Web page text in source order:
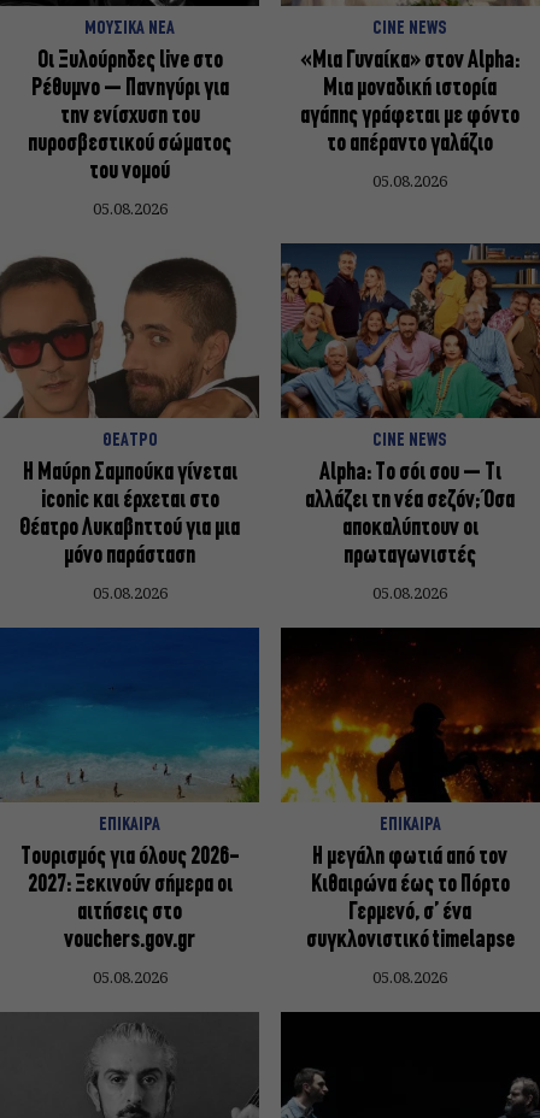
ΜΟΥΣΙΚΑ ΝΕΑ
Οι Ξυλούρηδες live στο
Ρέθυμνο – Πανηγύρι για
την ενίσχυση του
πυροσβεστικού σώματος
του νομού
05.08.2026
CINE NEWS
«Μια Γυναίκα» στον Alpha:
Μια μοναδική ιστορία
αγάπης γράφεται με φόντο
το απέραντο γαλάζιο
05.08.2026
ΘΕΑΤΡΟ
Η Μαύρη Σαμπούκα γίνεται
iconic και έρχεται στο
Θέατρο Λυκαβηττού για μια
μόνο παράσταση
05.08.2026
CINE NEWS
Alpha: Το σόι σου – Τι
αλλάζει τη νέα σεζόν; Όσα
αποκαλύπτουν οι
πρωταγωνιστές
05.08.2026
ΕΠΙΚΑΙΡΑ
Τουρισμός για όλους 2026-
2027: Ξεκινούν σήμερα οι
αιτήσεις στο
vouchers.gov.gr
05.08.2026
ΕΠΙΚΑΙΡΑ
Η μεγάλη φωτιά από τον
Κιθαιρώνα έως το Πόρτο
Γερμενό, σ’ ένα
συγκλονιστικό timelapse
05.08.2026